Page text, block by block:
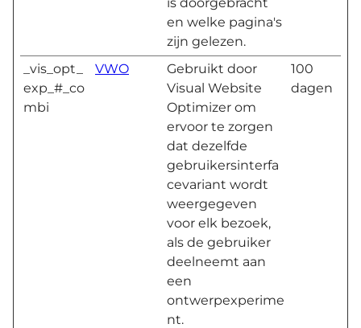
en welke pagina's
zijn gelezen.
_vis_opt_
exp_#_co
mbi
VWO
Gebruikt door
Visual Website
Optimizer om
ervoor te zorgen
dat dezelfde
gebruikersinterfa
cevariant wordt
weergegeven
voor elk bezoek,
als de gebruiker
deelneemt aan
een
ontwerpexperime
nt.
100
dagen